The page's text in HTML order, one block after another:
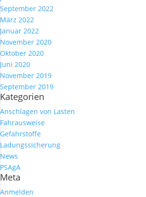
September 2022
März 2022
Januar 2022
November 2020
Oktober 2020
Juni 2020
November 2019
September 2019
Kategorien
Anschlagen von Lasten
Fahrausweise
Gefahrstoffe
Ladungssicherung
News
PSAgA
Meta
Anmelden